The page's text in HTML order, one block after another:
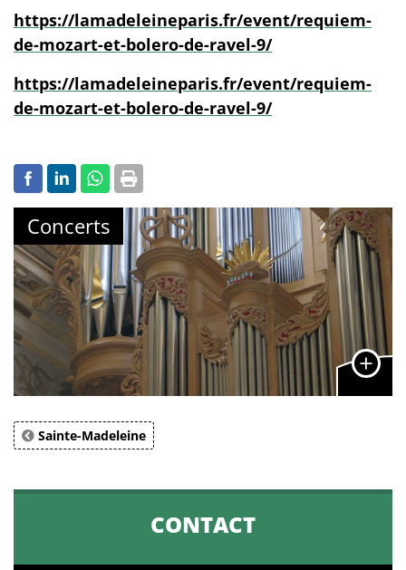
https://lamadeleineparis.fr/event/requiem-
de-mozart-et-bolero-de-ravel-9/
https://lamadeleineparis.fr/event/requiem-
de-mozart-et-bolero-de-ravel-9/
Concerts
Sainte-Madeleine
CONTACT